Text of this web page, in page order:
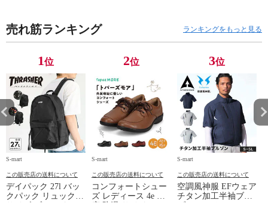
売れ筋ランキング ランキングをもっと見る
1位
S-mart
この販売店の送料について
デイパック 27l バッ
クパック リュック
2位
S-mart
この販売店の送料について
コンフォートシュー
ズ レディース 4e 幅
3位
S-mart
この販売店の送料について
空調風神服 EFウェア
チタン加工半袖ブル